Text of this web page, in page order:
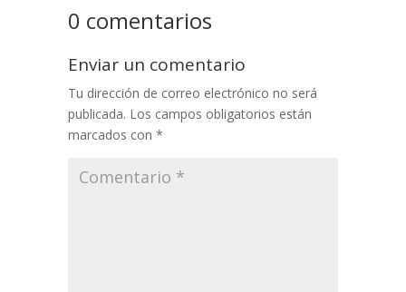
0 comentarios
Enviar un comentario
Tu dirección de correo electrónico no será
publicada. Los campos obligatorios están
marcados con *